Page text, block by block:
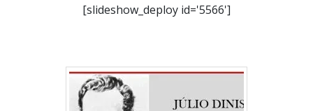
[slideshow_deploy id='5566']